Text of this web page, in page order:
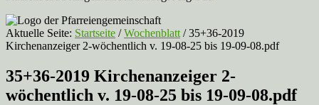
Aktuelle Seite: Startseite / Wochenblatt /35+36-2019
Kirchenanzeiger 2-wöchentlich v. 19-08-25 bis 19-09-08.pdf
35+36-2019 Kirchenanzeiger 2-
wöchentlich v. 19-08-25 bis 19-09-08.pdf